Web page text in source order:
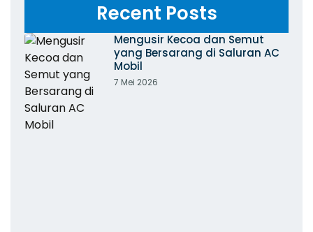
Recent Posts
Mengusir Kecoa dan Semut
yang Bersarang di Saluran AC
Mobil
7 Mei 2026